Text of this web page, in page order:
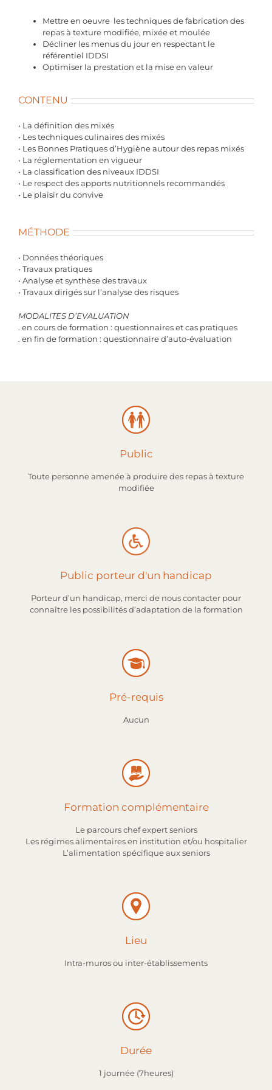
Mettre en oeuvre les techniques de fabrication des
repas à texture modifiée, mixée et moulée
Décliner les menus du jour en respectant le
référentiel IDDSI
Optimiser la prestation et la mise en valeur
CONTENU
• La définition des mixés
• Les techniques culinaires des mixés
• Les Bonnes Pratiques d’Hygiène autour des repas mixés
• La réglementation en vigueur
• La classification des niveaux IDDSI
• Le respect des apports nutritionnels recommandés
• Le plaisir du convive
MÉTHODE
• Données théoriques
• Travaux pratiques
• Analyse et synthèse des travaux
• Travaux dirigés sur l’analyse des risques
MODALITES D’EVALUATION
. en cours de formation : questionnaires et cas pratiques
. en fin de formation : questionnaire d’auto-évaluation
Public
Toute personne amenée à produire des repas à texture
modifiée
Public porteur d'un handicap
Porteur d’un handicap, merci de nous contacter pour
connaître les possibilités d’adaptation de la formation
Pré-requis
Aucun
Formation complémentaire
Le parcours chef expert seniors
Les régimes alimentaires en institution et/ou hospitalier
L’alimentation spécifique aux seniors
Lieu
Intra-muros ou inter-établissements
Durée
1 journée (7heures)